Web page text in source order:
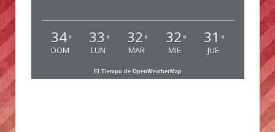
34°
DOM
33 °
LUN
32 °
MAR
32 °
MIE
31 °
JUE
El Tiempo de OpenWeatherMap